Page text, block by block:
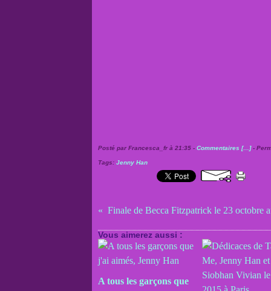
Posté par Francesca_fr à 21:35 - Commentaires [… ]-
Tags: Jenny Han
Finale de Becca Fitzpatrick le 23 octobre
Vous aimerez aussi :
A tous les garçons que